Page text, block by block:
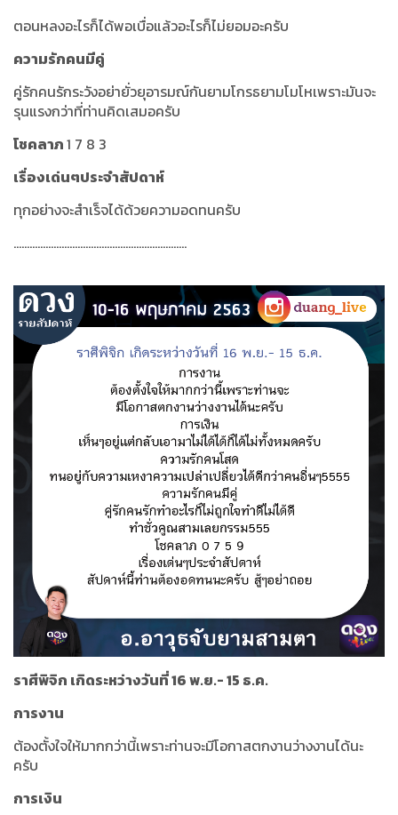
ตอนหลงอะไรก็ได้พอเบื่อแล้วอะไรก็ไม่ยอมอะครับ
ความรักคนมีคู่
คู่รักคนรักระวังอย่ายั่วยุอารมณ์กันยามโกรธยามโมโหเพราะมันจะ
รุนแรงกว่าที่ท่านคิดเสมอครับ
โชคลาภ1 7 8 3
เรื่องเด่นๆประจำสัปดาห์
ทุกอย่างจะสำเร็จได้ด้วยความอดทนครับ
.................................................................
ราศีพิจิก เกิดระหว่างวันที่ 16 พ.ย.- 15 ธ.ค.
การงาน
ต้องตั้งใจให้มากกว่านี้เพราะท่านจะมีโอกาสตกงานว่างงานได้นะ
ครับ
การเงิน